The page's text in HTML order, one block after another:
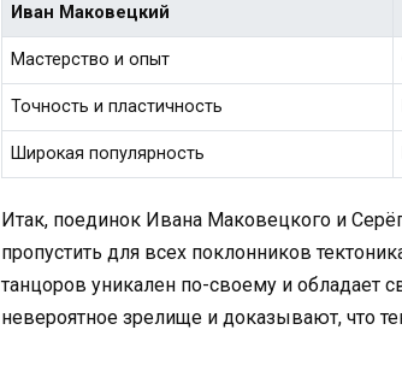
Иван Маковецкий
Мастерство и опыт
Точность и пластичность
Широкая популярность
Итак, поединок Ивана Маковецкого и
пропустить для всех поклонников
танцоров уникален по-своему и обладает
невероятное зрелище и доказывают, что